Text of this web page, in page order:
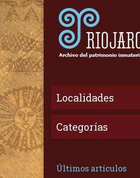
Localidades
Categorías
Últimos artículos